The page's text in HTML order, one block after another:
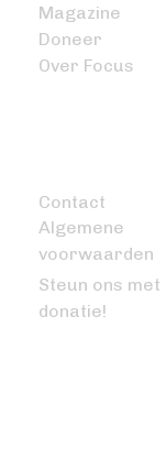
Magazine
Doneer
Over Focus
Contact
Algemene
voorwaarden
Steun ons met
donatie!